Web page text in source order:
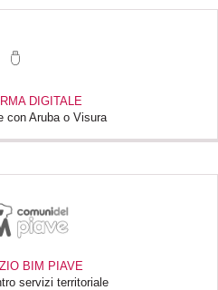
DIGITALE
con Aruba o Visura
BIM PIAVE
servizi territoriale